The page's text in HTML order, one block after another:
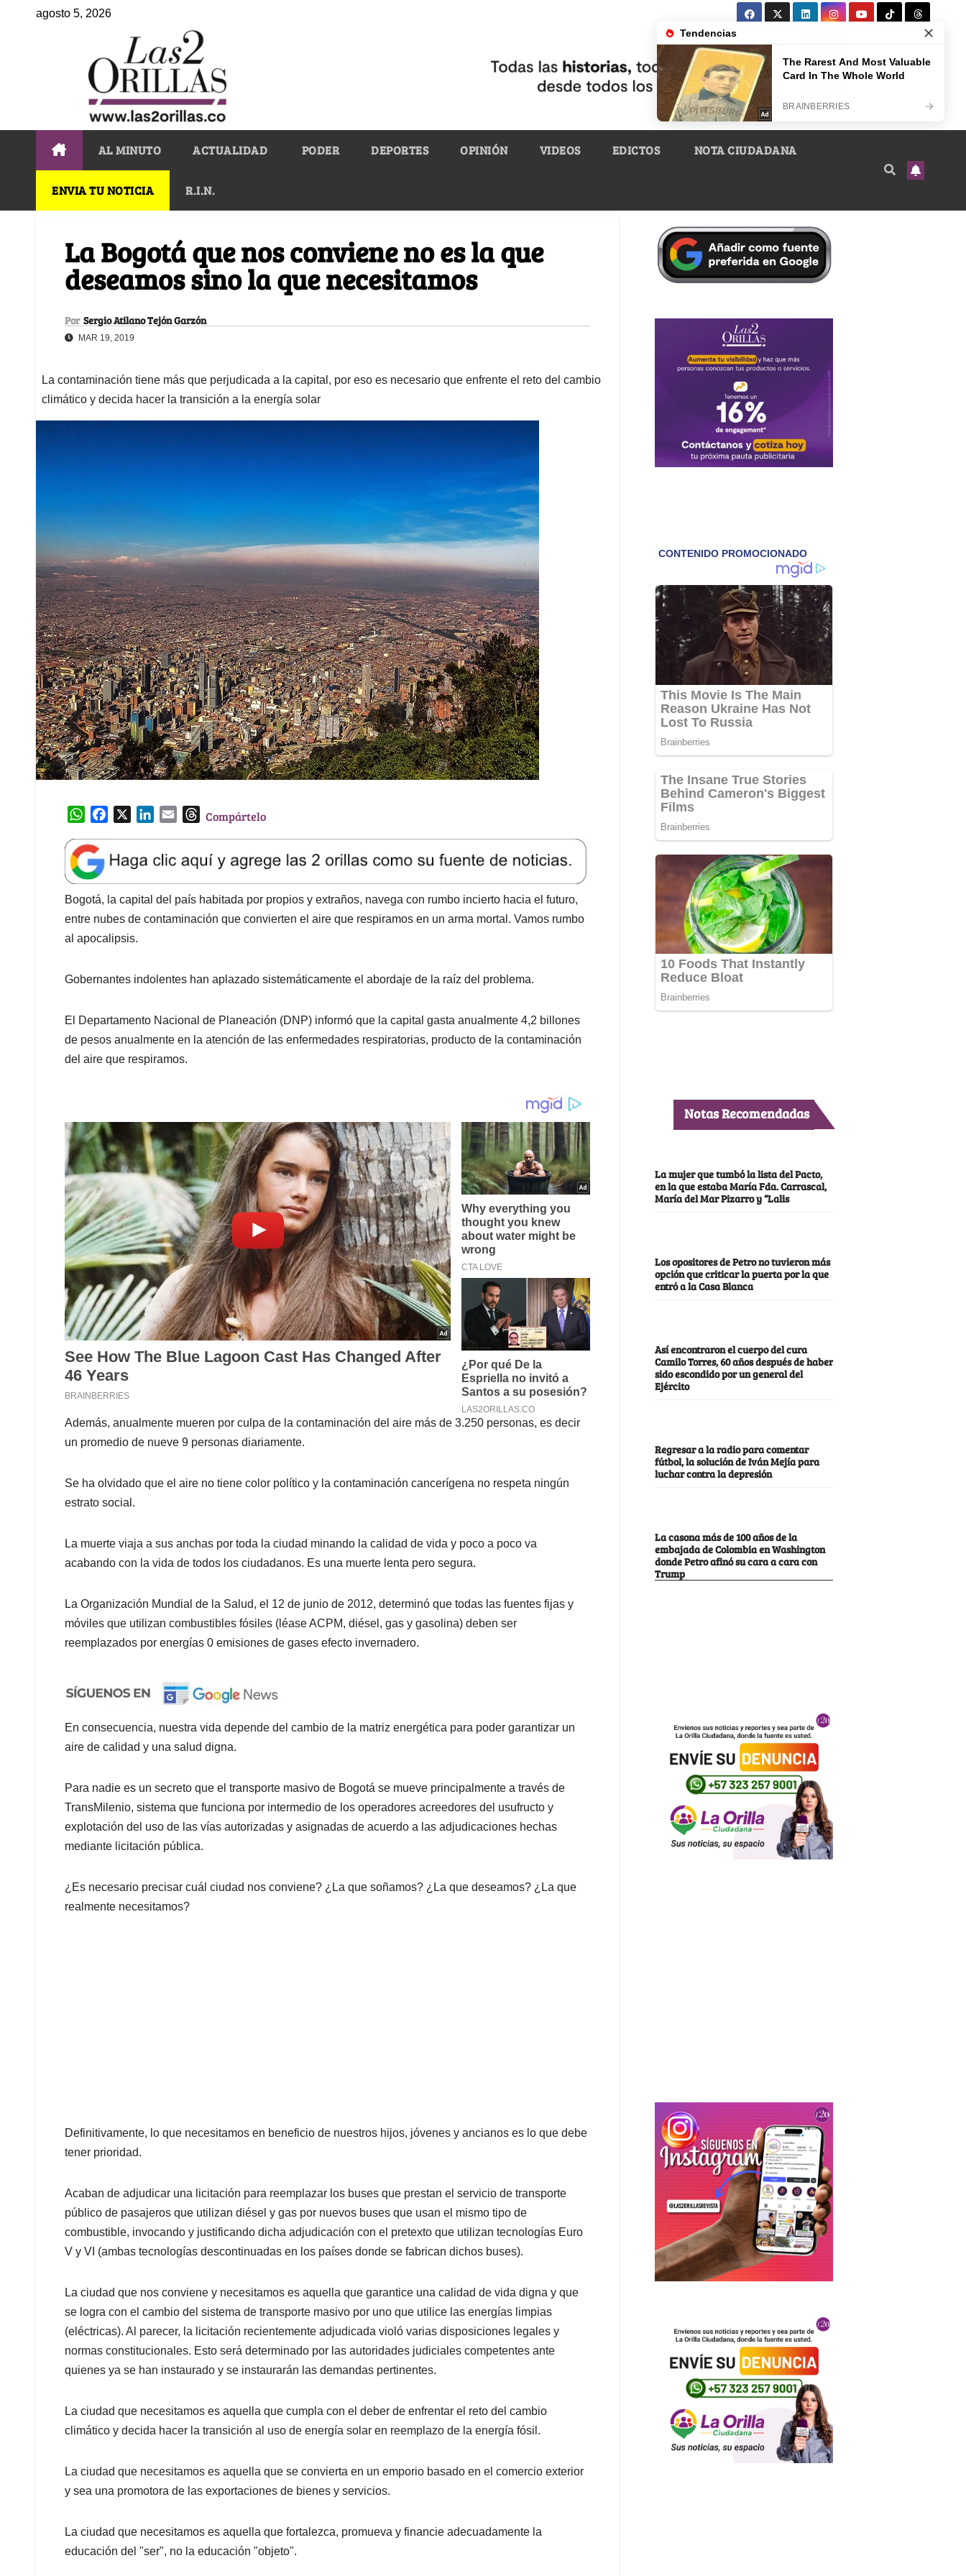
agosto 5, 2026
AL MINUTO ACTUALIDAD PODER DEPORTES OPINIÓN VIDEOS EDICTOS NOTA CIUDADANA
ENVIA TU NOTICIA R.I.N.
La Bogotá que nos conviene no es la que
deseamos sino la que necesitamos
Por Sergio Atilano Tejón Garzón
MAR 19, 2019
La contaminación tiene más que perjudicada a la capital, por eso es necesario que enfrente el reto del cambio
climático y decida hacer la transición a la energía solar
W
a
t
s
A
p
p
e
b
o
o
k
k
e
d
I
l
T
e
a
d
s
Compártelo
Bogotá, la capital del país habitada por propios y extraños, navega con rumbo incierto hacia el futuro,
entre nubes de contaminación que convierten el aire que respiramos en un arma mortal. Vamos rumbo
al apocalipsis.
Gobernantes indolentes han aplazado sistemáticamente el abordaje de la raíz del problema.
El Departamento Nacional de Planeación (DNP) informó que la capital gasta anualmente 4,2 billones
de pesos anualmente en la atención de las enfermedades respiratorias, producto de la contaminación
del aire que respiramos.
Además, anualmente mueren por culpa de la contaminación del aire más de 3.250 personas, es decir
un promedio de nueve 9 personas diariamente.
Se ha olvidado que el aire no tiene color político y la contaminación cancerígena no respeta ningún
estrato social.
La muerte viaja a sus anchas por toda la ciudad minando la calidad de vida y poco a poco va
acabando con la vida de todos los ciudadanos. Es una muerte lenta pero segura.
La Organización Mundial de la Salud, el 12 de junio de 2012, determinó que todas las fuentes fijas y
móviles que utilizan combustibles fósiles (léase ACPM, diésel, gas y gasolina) deben ser
reemplazados por energías 0 emisiones de gases efecto invernadero.
En consecuencia, nuestra vida depende del cambio de la matriz energética para poder garantizar un
aire de calidad y una salud digna.
Para nadie es un secreto que el transporte masivo de Bogotá se mueve principalmente a través de
TransMilenio, sistema que funciona por intermedio de los operadores acreedores del usufructo y
explotación del uso de las vías autorizadas y asignadas de acuerdo a las adjudicaciones hechas
mediante licitación pública.
¿Es necesario precisar cuál ciudad nos conviene? ¿La que soñamos? ¿La que deseamos? ¿La que
realmente necesitamos?
Definitivamente, lo que necesitamos en beneficio de nuestros hijos, jóvenes y ancianos es lo que debe
tener prioridad.
Acaban de adjudicar una licitación para reemplazar los buses que prestan el servicio de transporte
público de pasajeros que utilizan diésel y gas por nuevos buses que usan el mismo tipo de
combustible, invocando y justificando dicha adjudicación con el pretexto que utilizan tecnologías Euro
V y VI (ambas tecnologías descontinuadas en los países donde se fabrican dichos buses).
La ciudad que nos conviene y necesitamos es aquella que garantice una calidad de vida digna y que
se logra con el cambio del sistema de transporte masivo por uno que utilice las energías limpias
(eléctricas). Al parecer, la licitación recientemente adjudicada violó varias disposiciones legales y
normas constitucionales. Esto será determinado por las autoridades judiciales competentes ante
quienes ya se han instaurado y se instaurarán las demandas pertinentes.
La ciudad que necesitamos es aquella que cumpla con el deber de enfrentar el reto del cambio
climático y decida hacer la transición al uso de energía solar en reemplazo de la energía fósil.
La ciudad que necesitamos es aquella que se convierta en un emporio basado en el comercio exterior
y sea una promotora de las exportaciones de bienes y servicios.
La ciudad que necesitamos es aquella que fortalezca, promueva y financie adecuadamente la
educación del "ser", no la educación "objeto".
Notas Recomendadas
La mujer que tumbó la lista del Pacto,
en la que estaba María Fda. Carrascal,
María del Mar Pizarro y “Lalis
Los opositores de Petro no tuvieron más
opción que criticar la puerta por la que
entró a la Casa Blanca
Así encontraron el cuerpo del cura
Camilo Torres, 60 años después de haber
sido escondido por un general del
Ejército
Regresar a la radio para comentar
fútbol, la solución de Iván Mejía para
luchar contra la depresión
La casona más de 100 años de la
embajada de Colombia en Washington
donde Petro afinó su cara a cara con
Trump